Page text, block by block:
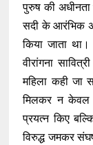
पुरुष की अधीनता
सदी के आरंभिक
किया जाता
वीरांगना
महिला कही जा
मिलकर न केवल
प्रयत्न किए
विरुद्ध जमकर